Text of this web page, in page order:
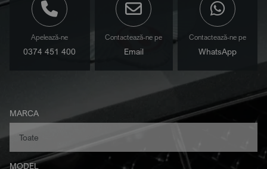
Apelează-ne
0374 451 400
Contactează-ne pe
Email
Contactează-ne pe
WhatsApp
MARCA
MODEL